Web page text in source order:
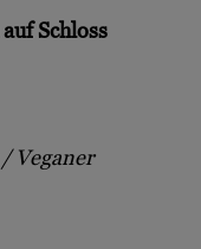
Schloss
Veganer